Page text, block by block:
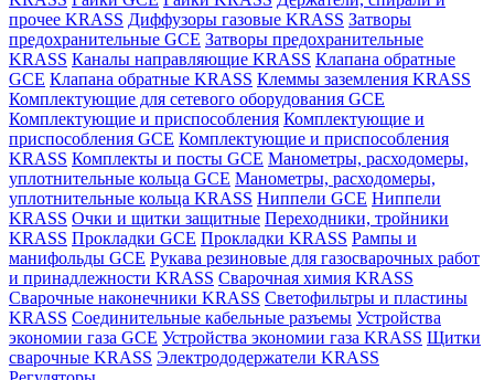
прочее KRASS Диффузоры газовые KRASS Затворы
предохранительные GCE Затворы предохранительные
KRASS Каналы направляющие KRASS Клапана обратные
GCE Клапана обратные KRASS Клеммы заземления KRASS
Комплектующие для сетевого оборудования GCE
Комплектующие и приспособления Комплектующие и
приспособления GCE Комплектующие и приспособления
KRASS Комплекты и посты GCE Манометры, расходомеры,
уплотнительные кольца GCE Манометры, расходомеры,
уплотнительные кольца KRASS Ниппели GCE Ниппели
KRASS Очки и щитки защитные Переходники, тройники
KRASS Прокладки GCE Прокладки KRASS Рампы и
манифольды GCE Рукава резиновые для газосварочных работ
и принадлежности KRASS Сварочная химия KRASS
Сварочные наконечники KRASS Светофильтры и пластины
KRASS Соединительные кабельные разъемы Устройства
экономии газа GCE Устройства экономии газа KRASS Щитки
сварочные KRASS Электрододержатели KRASS